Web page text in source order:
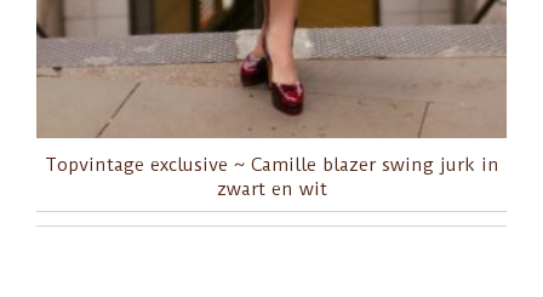
Topvintage exclusive ~ Camille blazer swing jurk in
zwart en wit